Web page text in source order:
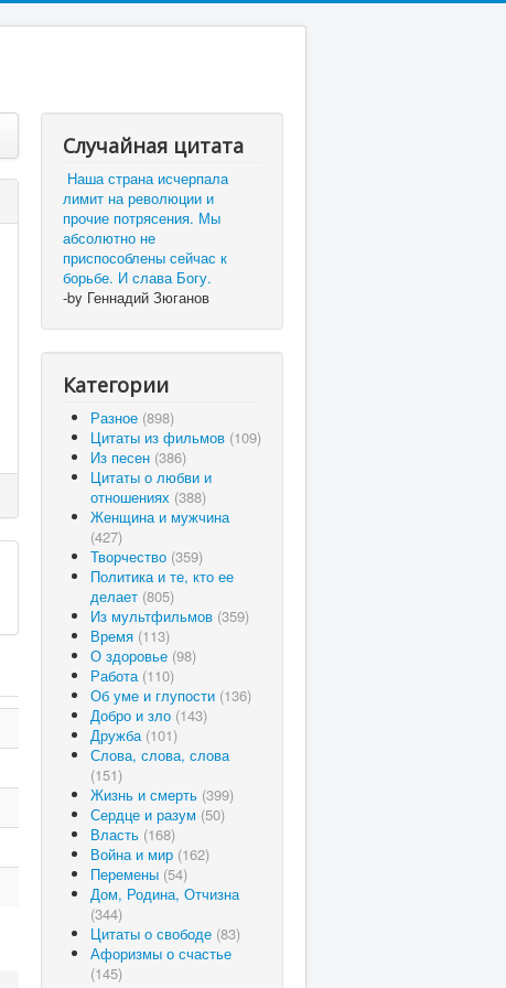
Случайная цитата
Наша страна исчерпала
лимит на революции и
прочие потрясения. Мы
абсолютно не
приспособлены сейчас к
борьбе. И слава Богу.
-by Геннадий Зюганов
Категории
Разное (898)
Цитаты из фильмов (109)
Из песен (386)
Цитаты о любви и
отношениях (388)
Женщина и мужчина
(427)
Творчество (359)
Политика и те, кто ее
делает (805)
Из мультфильмов (359)
Время (113)
О здоровье (98)
Работа (110)
Об уме и глупости (136)
Добро и зло (143)
Дружба (101)
Слова, слова, слова
(151)
Жизнь и смерть (399)
Сердце и разум (50)
Власть (168)
Война и мир (162)
Перемены (54)
Дом, Родина, Отчизна
(344)
Цитаты о свободе (83)
Афоризмы о счастье
(145)